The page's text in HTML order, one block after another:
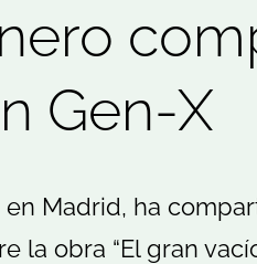
Gen-X
Madrid, ha
la obra “El gran